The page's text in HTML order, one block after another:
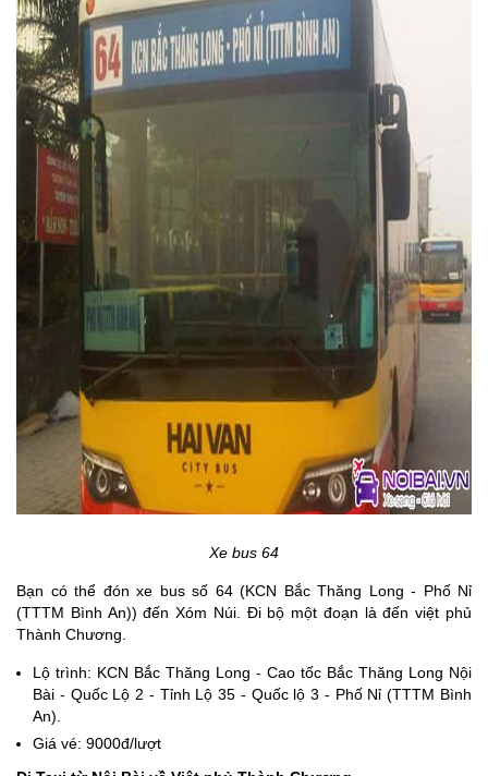
Xe bus 64
Bạn có thể đón xe bus số 64 (KCN Bắc Thăng Long - Phố Nỉ
(TTTM Bình An)) đến Xóm Núi. Đi bộ một đoạn là đến việt phủ
Thành Chương.
Lộ trình: KCN Bắc Thăng Long - Cao tốc Bắc Thăng Long Nội
Bài - Quốc Lộ 2 - Tỉnh Lộ 35 - Quốc lộ 3 - Phố Nỉ (TTTM Bình
An).
Giá vé: 9000đ/lượt